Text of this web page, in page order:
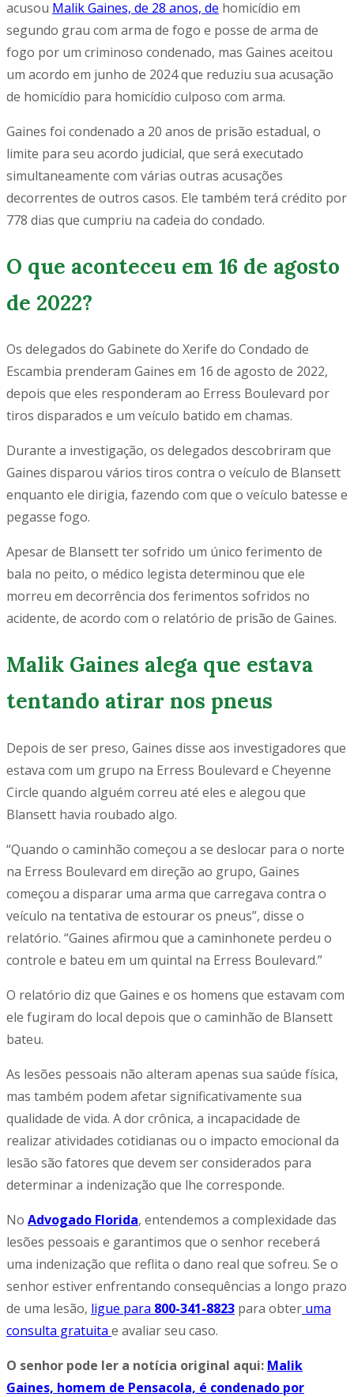
acusou Malik Gaines, de 28 anos, de homicídio em
segundo grau com arma de fogo e posse de arma de
fogo por um criminoso condenado, mas Gaines aceitou
um acordo em junho de 2024 que reduziu sua acusação
de homicídio para homicídio culposo com arma.
Gaines foi condenado a 20 anos de prisão estadual, o
limite para seu acordo judicial, que será executado
simultaneamente com várias outras acusações
decorrentes de outros casos. Ele também terá crédito por
778 dias que cumpriu na cadeia do condado.
O que aconteceu em 16 de agosto
de 2022?
Os delegados do Gabinete do Xerife do Condado de
Escambia prenderam Gaines em 16 de agosto de 2022,
depois que eles responderam ao Erress Boulevard por
tiros disparados e um veículo batido em chamas.
Durante a investigação, os delegados descobriram que
Gaines disparou vários tiros contra o veículo de Blansett
enquanto ele dirigia, fazendo com que o veículo batesse e
pegasse fogo.
Apesar de Blansett ter sofrido um único ferimento de
bala no peito, o médico legista determinou que ele
morreu em decorrência dos ferimentos sofridos no
acidente, de acordo com o relatório de prisão de Gaines.
Malik Gaines alega que estava
tentando atirar nos pneus
Depois de ser preso, Gaines disse aos investigadores que
estava com um grupo na Erress Boulevard e Cheyenne
Circle quando alguém correu até eles e alegou que
Blansett havia roubado algo.
“Quando o caminhão começou a se deslocar para o norte
na Erress Boulevard em direção ao grupo, Gaines
começou a disparar uma arma que carregava contra o
veículo na tentativa de estourar os pneus”, disse o
relatório. “Gaines afirmou que a caminhonete perdeu o
controle e bateu em um quintal na Erress Boulevard.”
O relatório diz que Gaines e os homens que estavam com
ele fugiram do local depois que o caminhão de Blansett
bateu.
As lesões pessoais não alteram apenas sua saúde física,
mas também podem afetar significativamente sua
qualidade de vida. A dor crônica, a incapacidade de
realizar atividades cotidianas ou o impacto emocional da
lesão são fatores que devem ser considerados para
determinar a indenização que lhe corresponde.
No Advogado Florida, entendemos a complexidade das
lesões pessoais e garantimos que o senhor receberá
uma indenização que reflita o dano real que sofreu. Se o
senhor estiver enfrentando consequências a longo prazo
de uma lesão, ligue para 800-341-8823 para obter uma
consulta gratuita e avaliar seu caso.
O senhor pode ler a notícia original aqui: Malik
Gaines, homem de Pensacola, é condenado por